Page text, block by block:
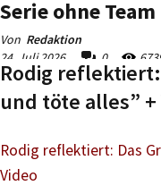
Rodig reflektiert:
und töte alles” +
Rodig reflektiert: Das
Video